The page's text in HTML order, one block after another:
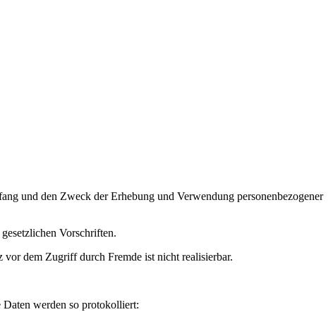
und den Zweck der Erhebung und Verwendung personenbezogener
Vorschriften.
dem Zugriff durch Fremde ist nicht realisierbar.
Daten werden so protokolliert: